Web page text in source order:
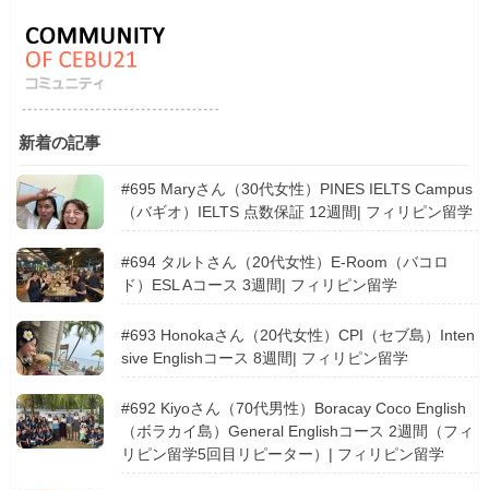
新着の記事
#695 Maryさん（30代女性）PINES IELTS Campus
（バギオ）IELTS 点数保証 12週間| フィリピン留学
#694 タルトさん（20代女性）E-Room（バコロ
ド）ESL Aコース 3週間| フィリピン留学
#693 Honokaさん（20代女性）CPI（セブ島）Inten
sive Englishコース 8週間| フィリピン留学
#692 Kiyoさん（70代男性）Boracay Coco English
（ボラカイ島）General Englishコース 2週間（フィ
リピン留学5回目リピーター）| フィリピン留学